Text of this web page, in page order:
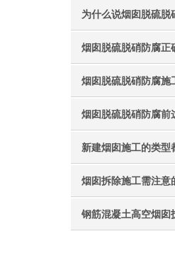
新建烟囱施工的类型
烟囱拆除施工需注意
钢筋混凝土高空烟囱